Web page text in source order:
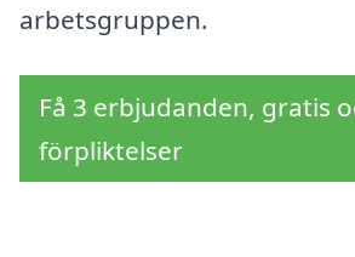
arbetsgruppen.
Få 3 erbjudanden, gratis
förpliktelser